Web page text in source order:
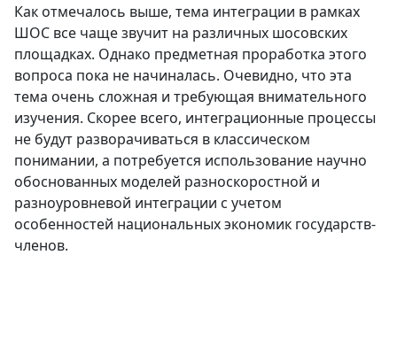
Как отмечалось выше, тема интеграции в рамках
ШОС все чаще звучит на различных шосовских
площадках. Однако предметная проработка этого
вопроса пока не начиналась. Очевидно, что эта
тема очень сложная и требующая внимательного
изучения. Скорее всего, интеграционные процессы
не будут разворачиваться в классическом
понимании, а потребуется использование научно
обоснованных моделей разноскоростной и
разноуровневой интеграции с учетом
особенностей национальных экономик государств-
членов.